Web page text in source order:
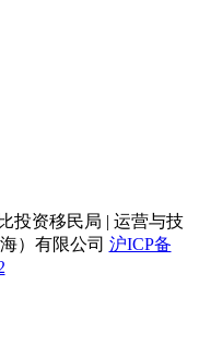
投资移民局 | 运营与技
）有限公司 沪ICP备